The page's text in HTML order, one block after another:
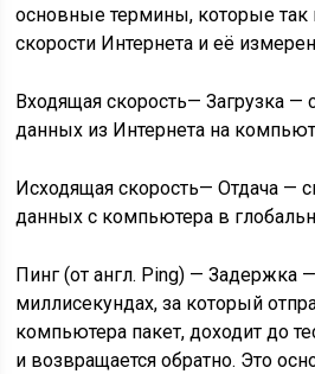
основные термины, которые так
скорости Интернета и её
Входящая скорость— Загрузка —
данных из Интернета на
Исходящая скорость— Отдача —
данных с компьютера в
Пинг (от англ. Ping) — Задержка
миллисекундах, за который
компьютера пакет, доходит до
и возвращается обратно. Это